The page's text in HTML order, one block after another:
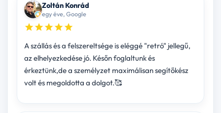
Zoltán Konrád
egy éve, Google
A szállás és a felszereltsége is eléggé "retró" jellegű,
az elhelyezkedése jó. Későn foglaltunk és
érkeztünk,de a személyzet maximálisan segítőkész
volt és megoldotta a dolgot.🥰